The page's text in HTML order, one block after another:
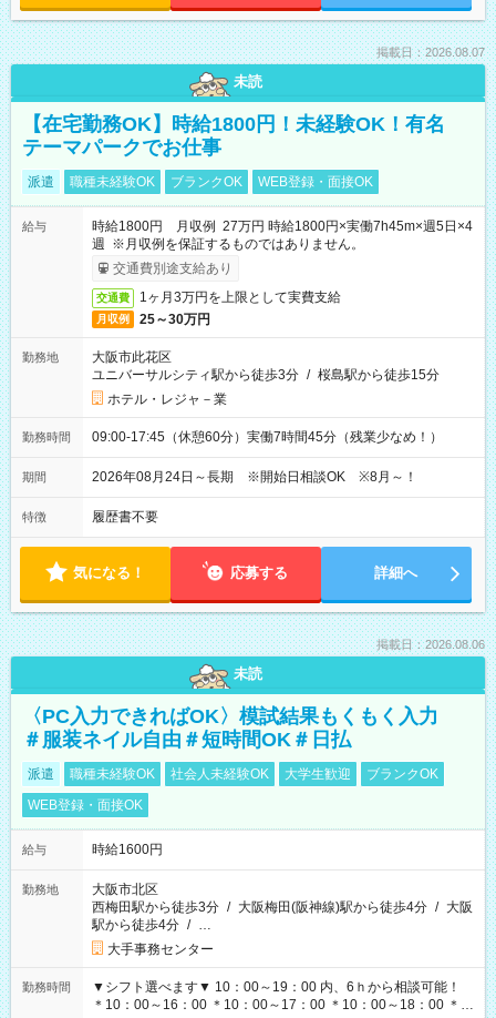
掲載日：2026.08.07
未読
【在宅勤務OK】時給1800円！未経験OK！有名
テーマパークでお仕事
派遣 職種未経験OK ブランクOK WEB登録・面接OK
給与
時給1800円 月収例 27万円 時給1800円×実働7h45m×週5日×4
週 ※月収例を保証するものではありません。
交通費別途支給あり
交通費 1ヶ月3万円を上限として実費支給
月収例 25～30万円
勤務地
大阪市此花区
ユニバーサルシティ駅から徒歩3分 / 桜島駅から徒歩15分
ホテル・レジャ－業
勤務時間 09:00-17:45（休憩60分）実働7時間45分（残業少なめ！）
期間 2026年08月24日～長期 ※開始日相談OK ※8月～！
特徴 履歴書不要
気になる！ 応募する 詳細へ
掲載日：2026.08.06
未読
〈PC入力できればOK〉模試結果もくもく入力
＃服装ネイル自由＃短時間OK＃日払
派遣 職種未経験OK 社会人未経験OK 大学生歓迎
ブランクOK
WEB登録・面接OK
給与 時給1600円
勤務地
大阪市北区
西梅田駅から徒歩3分 / 大阪梅田(阪神線)駅から徒歩4分 / 大阪
駅から徒歩4分 / …
大手事務センター
勤務時間
▼シフト選べます▼ 10：00～19：00 内、6ｈから相談可能！
＊10：00～16：00 ＊10：00～17：00 ＊10：00～18：00 ＊